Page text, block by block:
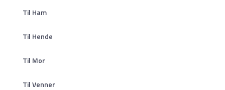
Til Ham
Til Hende
Til Mor
Til Venner